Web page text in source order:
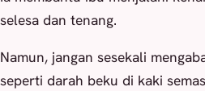
selesa dan tenang.
Namun, jangan sesekali
seperti darah beku di kaki